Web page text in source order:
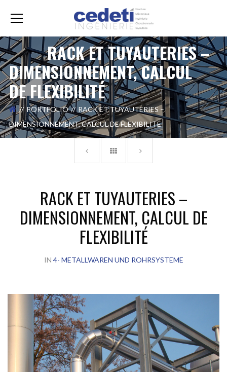
RACK ET TUYAUTERIES –
DIMENSIONNEMENT, CALCUL
DE FLEXIBILITÉ
PORTFOLIO
RACK ET TUYAUTERIES –
DIMENSIONNEMENT, CALCUL DE FLEXIBILITÉ
RACK ET TUYAUTERIES –
DIMENSIONNEMENT, CALCUL DE
FLEXIBILITÉ
IN 4- METALLWAREN UND ROHRSYSTEME